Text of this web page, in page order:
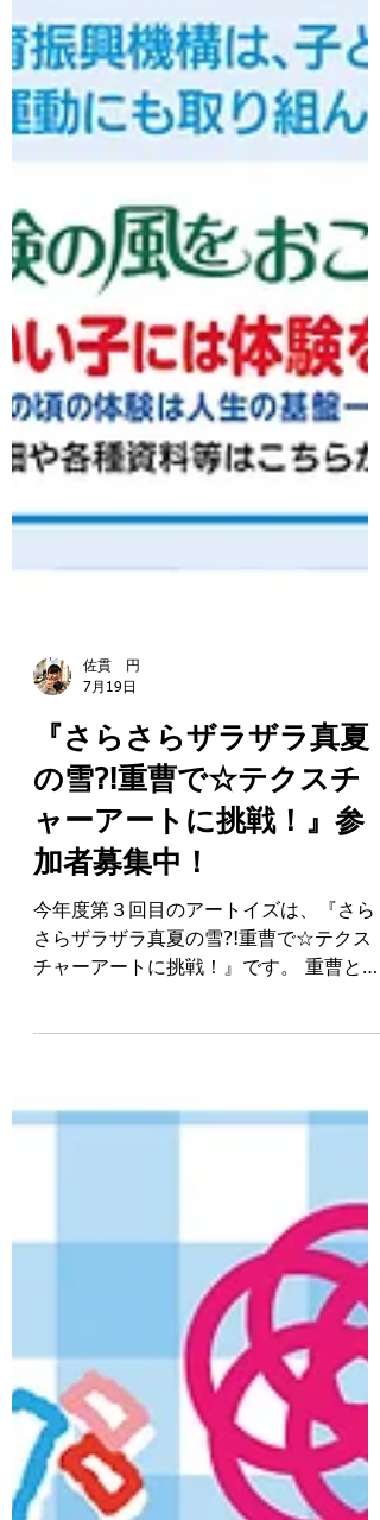
7月19日
『さらさらザラザラ真夏
の雪?!重曹で☆テクスチ
ャーアートに挑戦！』参
加者募集中！
今年度第３回目のアートイズは、『さら
す。 さらさら真っ白な重曹は、まるで真
う☆ ぜひおこしください。 お待ちしてい
ます☆ 【日時】2026年7月26日（日）
13:30～15:30 【講師】佐貫 巧（佐賀女
子短期大学こども未来学科 准教授） 【対
象】未就学児（3～6歳）・小学生※3歳未
満の兄弟姉妹の方も、保護者の方と一緒
にご参加いただけます。 【参加費（材料
費）】お子様ひとりあたり1,000円 【持
ち物】なし（汚れても良い服装でお願い
します） 【会場】EDAUME 東の蔵（旧
枝梅酒造） 【住所】佐賀県佐賀市八戸1